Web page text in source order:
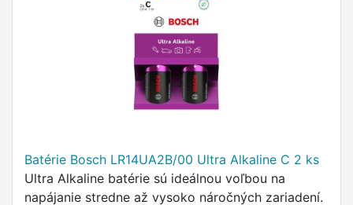
Batérie Bosch LR14UA2B/00 Ultra Alkaline C 2 ks
Ultra Alkaline batérie sú ideálnou voľbou na
napájanie stredne až vysoko náročných zariadení.